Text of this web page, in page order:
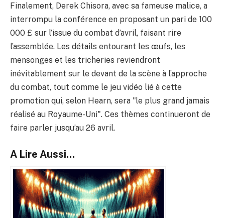
Finalement, Derek Chisora, avec sa fameuse malice, a
interrompu la conférence en proposant un pari de 100
000 £ sur l’issue du combat d’avril, faisant rire
l’assemblée. Les détails entourant les œufs, les
mensonges et les tricheries reviendront
inévitablement sur le devant de la scène à l’approche
du combat, tout comme le jeu vidéo lié à cette
promotion qui, selon Hearn, sera "le plus grand jamais
réalisé au Royaume-Uni". Ces thèmes continueront de
faire parler jusqu’au 26 avril.
A Lire Aussi...